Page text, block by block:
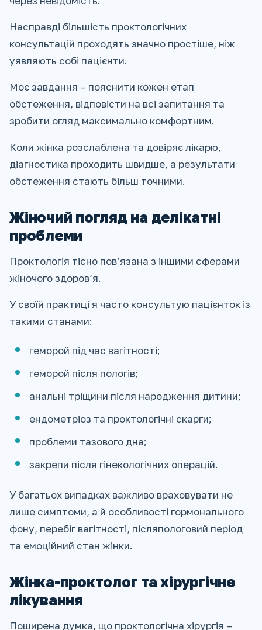
Насправді більшість проктологічних
консультацій проходять значно простіше, ніж
уявляють собі пацієнти.
Моє завдання – пояснити кожен етап
обстеження, відповісти на всі запитання та
зробити огляд максимально комфортним.
Коли жінка розслаблена та довіряє лікарю,
діагностика проходить швидше, а результати
обстеження стають більш точними.
Жіночий погляд на делікатні
проблеми
Проктологія тісно пов’язана з іншими сферами
жіночого здоров’я.
У своїй практиці я часто консультую пацієнток із
такими станами:
геморой під час вагітності;
геморой після пологів;
анальні тріщини після народження дитини;
ендометріоз та проктологічні скарги;
проблеми тазового дна;
закрепи після гінекологічних операцій.
У багатьох випадках важливо враховувати не
лише симптоми, а й особливості гормонального
фону, перебіг вагітності, післяпологовий період
та емоційний стан жінки.
Жінка-проктолог та хірургічне
лікування
Поширена думка, що проктологічна хірургія –